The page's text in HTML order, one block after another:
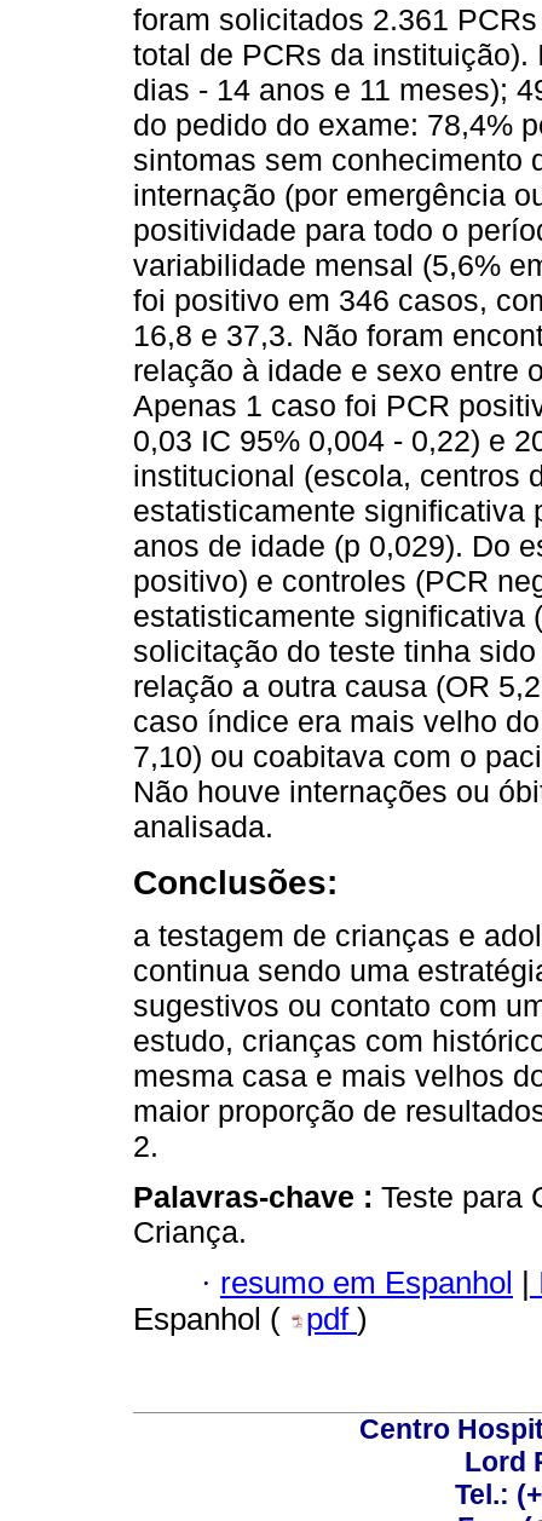
foram solicitados 2.361
total de PCRs da
dias - 14 anos e 11 meses);
do pedido do exame: 78,4%
sintomas sem conhecimento
internação (por emergência
positividade para todo o
variabilidade mensal (5,6%
foi positivo em 346 casos,
16,8 e 37,3. Não foram
relação à idade e sexo entre
Apenas 1 caso foi PCR
0,03 IC 95% 0,004 - 0,22) e
institucional (escola, centros
estatisticamente significativa
anos de idade (p 0,029). Do
positivo) e controles (PCR
estatisticamente significativa
solicitação do teste tinha
relação a outra causa (OR
caso índice era mais velho
7,10) ou coabitava com o
Não houve internações ou
analisada.
Conclusões:
a testagem de crianças e
continua sendo uma
sugestivos ou contato com
estudo, crianças com
mesma casa e mais velhos
maior proporção de
2.
Palavras-chave : Teste para
Criança.
· resumo em Espanhol
Espanhol (
pdf )
Centro
Lord
Tel.: